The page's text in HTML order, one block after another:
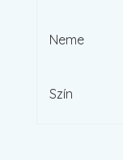
Neme
Szín